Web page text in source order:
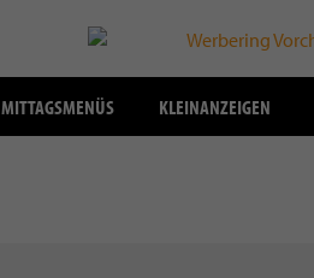
MITTAGSMENÜS KLEINANZEIGEN